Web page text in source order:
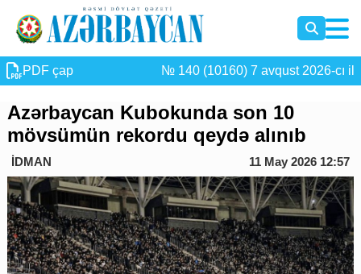
PDF çap № 140 (10160) 7 avqust 2026-cı il
Azərbaycan Kubokunda son 10
mövsümün rekordu qeydə alınıb
İDMAN 11 May 2026 12:57